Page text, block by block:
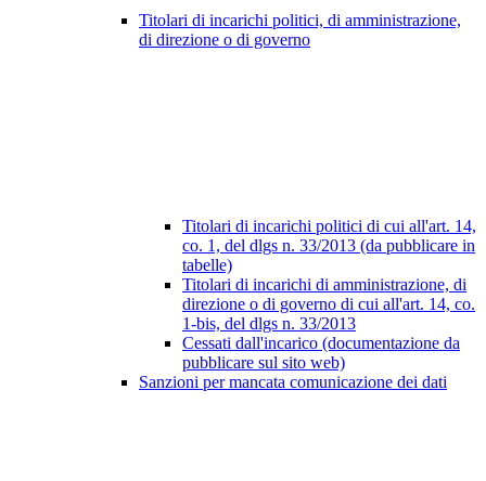
Titolari di incarichi politici, di amministrazione,
di direzione o di governo
Titolari di incarichi politici di cui all'art. 14,
co. 1, del dlgs n. 33/2013 (da pubblicare in
tabelle)
Titolari di incarichi di amministrazione, di
direzione o di governo di cui all'art. 14, co.
1-bis, del dlgs n. 33/2013
Cessati dall'incarico (documentazione da
pubblicare sul sito web)
Sanzioni per mancata comunicazione dei dati